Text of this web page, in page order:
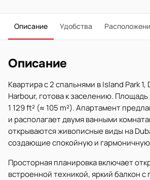
Описание Удобства
Описание
Квартира с 2 спальнями в Island Park 1,
Harbour, готова к заселению.
1 129 ft² (≈ 105 m²). Апартамент
и располагает двумя ванными
открываются живописные виды на
создающие спокойную и
Просторная планировка включает
встроенной техникой, яркий балкон